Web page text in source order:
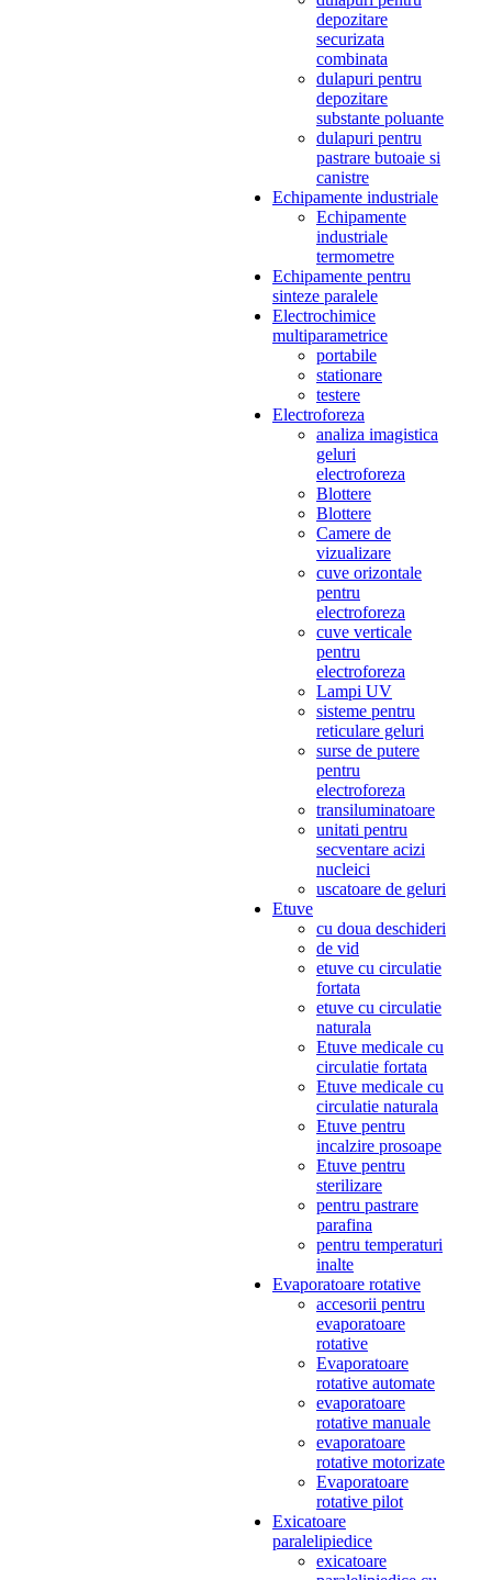
depozitare
securizata
combinata
dulapuri pentru
depozitare
substante poluante
dulapuri pentru
pastrare butoaie si
canistre
Echipamente industriale
Echipamente
industriale
termometre
Echipamente pentru
sinteze paralele
Electrochimice
multiparametrice
portabile
stationare
testere
Electroforeza
analiza imagistica
geluri
electroforeza
Blottere
Blottere
Camere de
vizualizare
cuve orizontale
pentru
electroforeza
cuve verticale
pentru
electroforeza
Lampi UV
sisteme pentru
reticulare geluri
surse de putere
pentru
electroforeza
transiluminatoare
unitati pentru
secventare acizi
nucleici
uscatoare de geluri
Etuve
cu doua deschideri
de vid
etuve cu circulatie
fortata
etuve cu circulatie
naturala
Etuve medicale cu
circulatie fortata
Etuve medicale cu
circulatie naturala
Etuve pentru
incalzire prosoape
Etuve pentru
sterilizare
pentru pastrare
parafina
pentru temperaturi
inalte
Evaporatoare rotative
accesorii pentru
evaporatoare
rotative
Evaporatoare
rotative automate
evaporatoare
rotative manuale
evaporatoare
rotative motorizate
Evaporatoare
rotative pilot
Exicatoare
paralelipiedice
exicatoare